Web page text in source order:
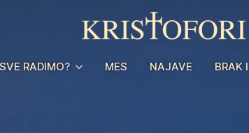
RADIMO? MES NAJAVE BRAK